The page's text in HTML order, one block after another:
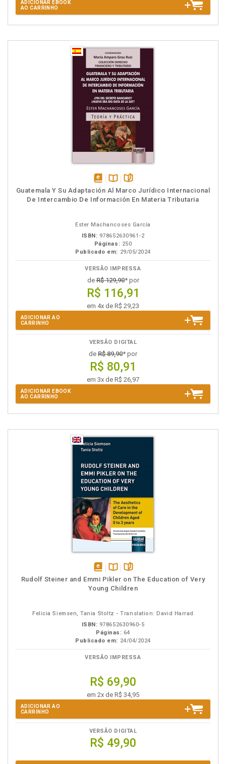
ADICIONAR EBOOK
AO CARRINHO
disponível
em
Disponível
na
páginas
Guatemala Y Su Adaptación Al Marco Jurídico Internacional
De Intercambio De Información En Materia Tributaria
Ester Machancoses García
ISBN: 978652630961-2
Páginas: 250
Publicado em: 29/05/2024
VERSÃO IMPRESSA
deR$ 129,90* por
R$ 116,91
em 4x de R$ 29,23
ADICIONAR AO
CARRINHO
VERSÃO DIGITAL
de R$ 89,90* por
R$ 80,91
em 3x de R$ 26,97
ADICIONAR EBOOK
AO CARRINHO
disponível
em
Disponível
na
páginas
Rudolf Steiner and Emmi Pikler on The Education of Very
Young Children
Felicia Siemsen, Tania Stoltz - Translation: David Harrad
ISBN: 978652630960-5
Páginas: 64
Publicado em: 24/04/2024
VERSÃO IMPRESSA
R$ 69,90
em 2x de R$ 34,95
ADICIONAR AO
CARRINHO
VERSÃO DIGITAL
R$ 49,90